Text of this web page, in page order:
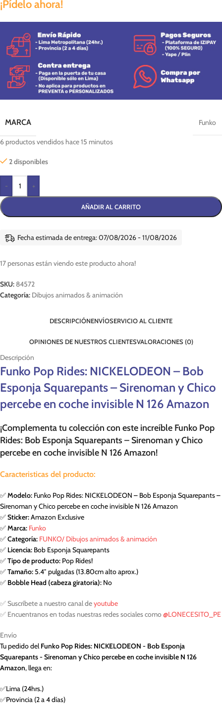
¡Pídelo ahora!
MARCA Funko
6 productos vendidos hace 15 minutos
2 disponibles
- +
AÑADIR AL CARRITO
Fecha estimada de entrega: 07/08/2026 - 11/08/2026
17 personas están viendo este producto ahora!
SKU: 84572
Categoría: Dibujos animados & animación
DESCRIPCIÓNENVÍOSERVICIO AL CLIENTE
OPINIONES DE NUESTROS CLIENTESVALORACIONES (0)
Descripción
Funko Pop Rides: NICKELODEON – Bob
Esponja Squarepants – Sirenoman y Chico
percebe en coche invisible N 126 Amazon
¡Complementa tu colección con este increíble Funko Pop
Rides: Bob Esponja Squarepants – Sirenoman y Chico
percebe en coche invisible N 126 Amazon!
Caracteristicas del producto:
✅Modelo: Funko Pop Rides: NICKELODEON – Bob Esponja Squarepants –
Sirenoman y Chico percebe en coche invisible N 126 Amazon
✅Sticker:Amazon Exclusive
✅Marca: Funko
✅Categoría: FUNKO/ Dibujos animados & animación
✅ Licencia: Bob Esponja Squarepants
✅Tipo de producto: Pop Rides!
✅Tamaño:5.4″ pulgadas (13.80cm alto aprox.)
✅ Bobble Head (cabeza giratoria): No
✅ Suscríbete a nuestro canal deyoutube
✅ Encuentranos en todas nuestras redes sociales como@LONECESITO_PE
Envío
Tu pedido delFunko Pop Rides: NICKELODEON - Bob Esponja
Squarepants - Sirenoman y Chico percebe en coche invisible N 126
Amazon, llega en:
✅Lima (24hrs.)
✅Provincia (2 a 4 días)